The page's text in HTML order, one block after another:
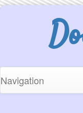
Navigation